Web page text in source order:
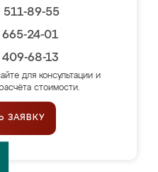
89-55
24-01
68-13
для консультации и
стоимости.
ЗАЯВКУ